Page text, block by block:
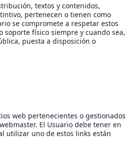
textos y contenidos,
pertenecen o tienen como
se compromete a respetar estos
físico siempre y cuando sea,
puesta a disposición o
web pertenecientes o gestionados
El Usuario debe tener en
utilizar uno de estos links están